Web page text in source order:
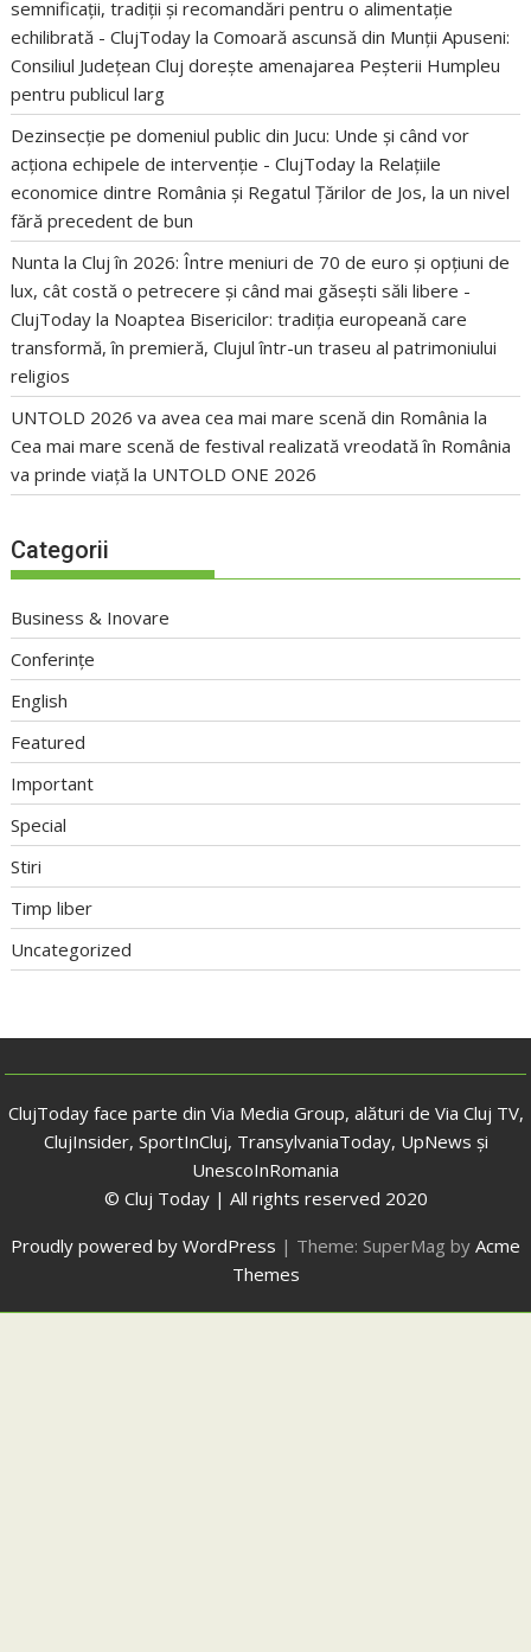
semnificații, tradiții și recomandări pentru o alimentație
echilibrată - ClujToday laComoară ascunsă din Munții Apuseni:
Consiliul Județean Cluj dorește amenajarea Peșterii Humpleu
pentru publicul larg
Dezinsecție pe domeniul public din Jucu: Unde și când vor
acționa echipele de intervenție - ClujToday la Relațiile
economice dintre România și Regatul Țărilor de Jos, la un nivel
fără precedent de bun
Nunta la Cluj în 2026: Între meniuri de 70 de euro și opțiuni de
lux, cât costă o petrecere și când mai găsești săli libere -
ClujToday la Noaptea Bisericilor: tradiția europeană care
transformă, în premieră, Clujul într-un traseu al patrimoniului
religios
UNTOLD 2026 va avea cea mai mare scenă din România la
Cea mai mare scenă de festival realizată vreodată în România
va prinde viață la UNTOLD ONE 2026
Categorii
Business & Inovare
Conferințe
English
Featured
Important
Special
Stiri
Timp liber
Uncategorized
ClujToday face parte din Via Media Group, alături de Via Cluj TV,
ClujInsider, SportInCluj, TransylvaniaToday, UpNews și
UnescoInRomania
© Cluj Today | All rights reserved 2020
Proudly powered by WordPress | Theme: SuperMag by Acme
Themes